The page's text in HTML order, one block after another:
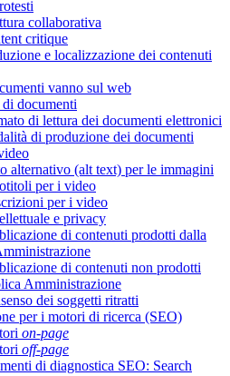
collaborativa
critique
e localizzazione dei contenuti
vanno sul web
documenti
di lettura dei documenti elettronici
di produzione dei documenti
alternativo (alt text) per le immagini
per i video
per i video
e privacy
di contenuti prodotti dalla
di contenuti non prodotti
Amministrazione
dei soggetti ritratti
per i motori di ricerca (SEO)
on-page
off-page
di diagnostica SEO: Search